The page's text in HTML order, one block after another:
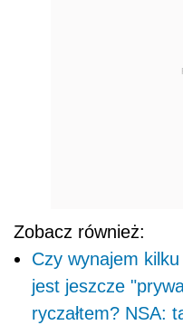
Zobacz również:
Czy wynajem
jest jeszcze
ryczałtem? NSA: